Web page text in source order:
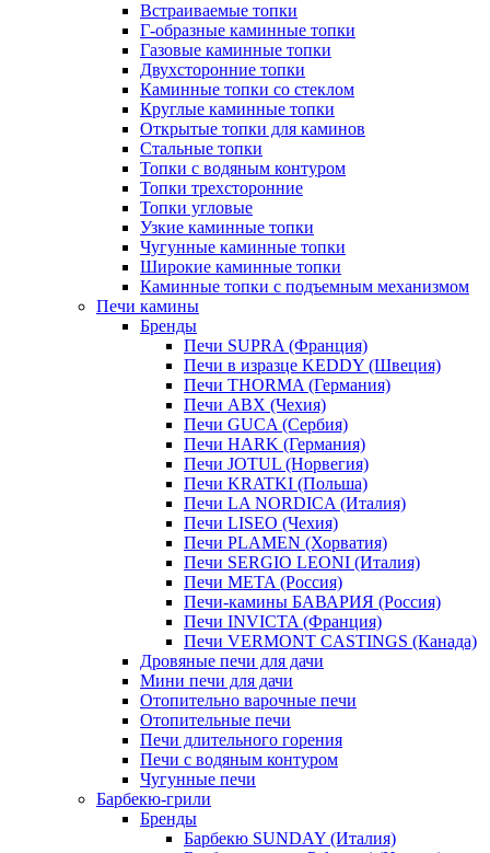
Встраиваемые топки
Г-образные каминные топки
Газовые каминные топки
Двухсторонние топки
Каминные топки со стеклом
Круглые каминные топки
Открытые топки для каминов
Стальные топки
Топки с водяным контуром
Топки трехсторонние
Топки угловые
Узкие каминные топки
Чугунные каминные топки
Широкие каминные топки
Каминные топки с подъемным механизмом
Печи камины
Бренды
Печи SUPRA (Франция)
Печи в изразце KEDDY (Швеция)
Печи THORMA (Германия)
Печи ABX (Чехия)
Печи GUCA (Сербия)
Печи HARK (Германия)
Печи JOTUL (Норвегия)
Печи KRATKI (Польша)
Печи LA NORDICA (Италия)
Печи LISEO (Чехия)
Печи PLAMEN (Хорватия)
Печи SERGIO LEONI (Италия)
Печи META (Россия)
Печи-камины БАВАРИЯ (Россия)
Печи INVICTA (Франция)
Печи VERMONT CASTINGS (Канада)
Дровяные печи для дачи
Мини печи для дачи
Отопительно варочные печи
Отопительные печи
Печи длительного горения
Печи с водяным контуром
Чугунные печи
Барбекю-грили
Бренды
Барбекю SUNDAY (Италия)